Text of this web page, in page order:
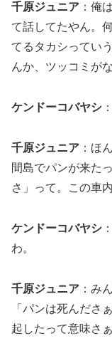
千原ジュニア ：俺
て話してたやん。
てるタカシってい
んか、ツッコミが
ケンドーコバヤシ
千原ジュニア ：ほ
間島でパンが来た
さ」って。この車
ケンドーコバヤシ
わ。
千原ジュニア ：み
「パンは死んださ
起したって意味さ